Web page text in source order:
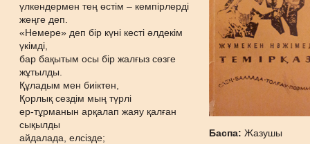
үлкендермен тең өстім – кемпірлерді
жеңге деп.
«Немере» деп бір күні кесті әлдекім
үкімді,
бар бақытым осы бір жалғыз сөзге
жұтылды.
Құладым мен биіктен,
Қорлық сездім мың түрлі
ер-тұрманын арқалап жаяу қалған
сықылды
айдалада, елсізде;
Баспа:Жазушы